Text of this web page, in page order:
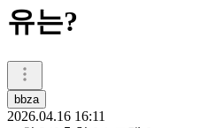
유는?
bbza
2026.04.16 16:11